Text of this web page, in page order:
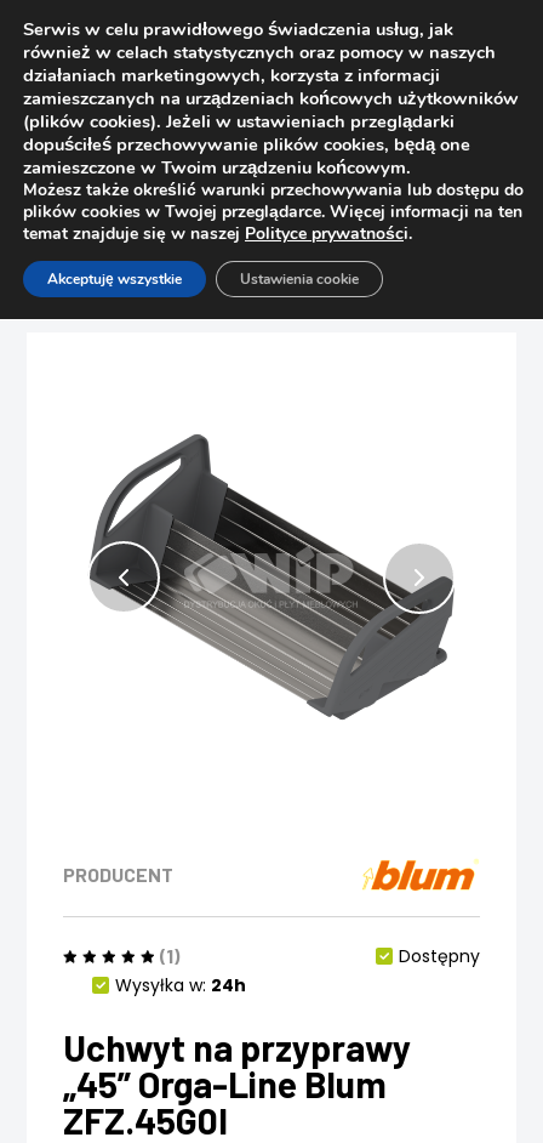
Strona główna Sklep
Organizacje szuflad
Uchwyt na przyprawy „45” Orga-Line Blum ZFZ.45G0I
PRODUCENT
(1)
Dostępny
Wysyłka w: 24h
Uchwyt na przyprawy
„45” Orga-Line Blum
ZFZ.45G0I
Serwis w celu prawidłowego świadczenia usług, jak
również w celach statystycznych oraz pomocy w naszych
działaniach marketingowych, korzysta z informacji
zamieszczanych na urządzeniach końcowych użytkowników
(plików cookies). Jeżeli w ustawieniach przeglądarki
dopuściłeś przechowywanie plików cookies, będą one
zamieszczone w Twoim urządzeniu końcowym.
Możesz także określić warunki przechowywania lub dostępu do
plików cookies w Twojej przeglądarce. Więcej informacji na ten
temat znajduje się w naszej Polityce prywatności.
Akceptuję wszystkie Ustawienia cookie